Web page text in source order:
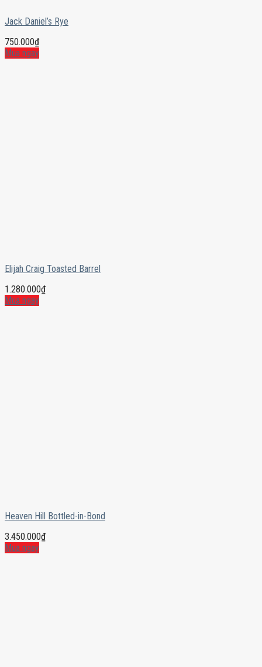
Jack Daniel’s Rye
750.000₫
Mua ngay
Elijah Craig Toasted Barrel
1.280.000₫
Mua ngay
Heaven Hill Bottled-in-Bond
3.450.000₫
Mua ngay